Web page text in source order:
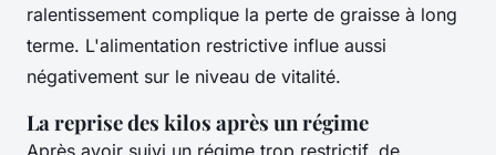
ralentissement complique la perte de graisse à long
terme. L'alimentation restrictive influe aussi
négativement sur le niveau de vitalité.
La reprise des kilos après un régime